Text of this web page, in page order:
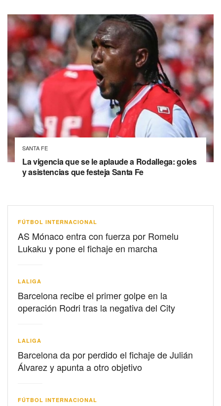
SANTA FE
La vigencia que se le aplaude a Rodallega: goles
y asistencias que festeja Santa Fe
FÚTBOL INTERNACIONAL
AS Mónaco entra con fuerza por Romelu
Lukaku y pone el fichaje en marcha
LALIGA
Barcelona recibe el primer golpe en la
operación Rodri tras la negativa del City
LALIGA
Barcelona da por perdido el fichaje de Julián
Álvarez y apunta a otro objetivo
FÚTBOL INTERNACIONAL